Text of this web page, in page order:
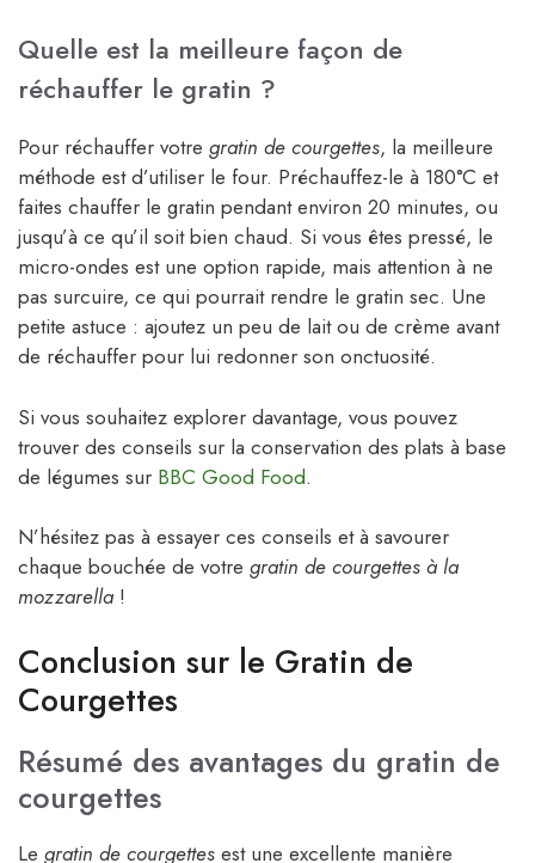
Quelle est la meilleure façon de
réchauffer le gratin ?
Pour réchauffer votre gratin de courgettes, la meilleure
méthode est d’utiliser le four. Préchauffez-le à 180°C et
faites chauffer le gratin pendant environ 20 minutes, ou
jusqu’à ce qu’il soit bien chaud. Si vous êtes pressé, le
micro-ondes est une option rapide, mais attention à ne
pas surcuire, ce qui pourrait rendre le gratin sec. Une
petite astuce : ajoutez un peu de lait ou de crème avant
de réchauffer pour lui redonner son onctuosité.
Si vous souhaitez explorer davantage, vous pouvez
trouver des conseils sur la conservation des plats à base
de légumes sur BBC Good Food.
N’hésitez pas à essayer ces conseils et à savourer
chaque bouchée de votre gratin de courgettes à la
mozzarella !
Conclusion sur le Gratin de
Courgettes
Résumé des avantages du gratin de
courgettes
Le gratin de courgettes est une excellente manière